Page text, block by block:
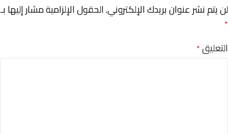
لن يتم نشر عنوان بريدك الإلكتروني.الحقول الإلزامية مشار إليها بـ
*
التعليق*